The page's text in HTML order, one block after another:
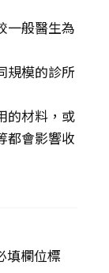
一般醫生為
規模的診所
的材料，或
都會影響收
填欄位標